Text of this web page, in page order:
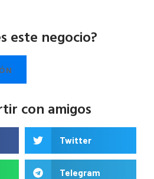
este negocio?
con amigos
Twitter
Telegram